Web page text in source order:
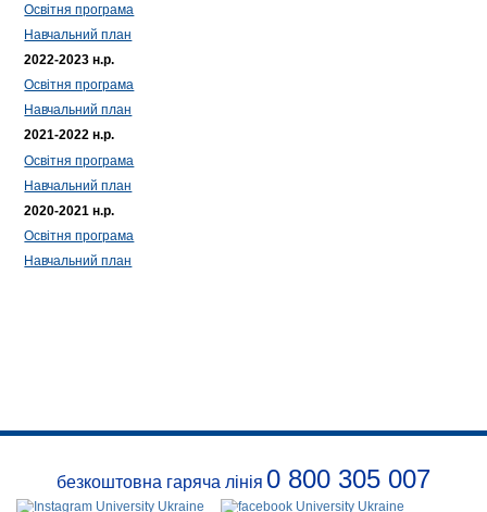
Освітня програма
Навчальний план
2022-2023 н.р.
Освітня програма
Навчальний план
2021-2022 н.р.
Освітня програма
Навчальний план
2020-2021 н.р.
Освітня програма
Навчальний план
безкоштовна гаряча лінія 0 800 305 007
Про